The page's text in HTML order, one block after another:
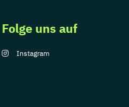
Folge uns auf
Instagram